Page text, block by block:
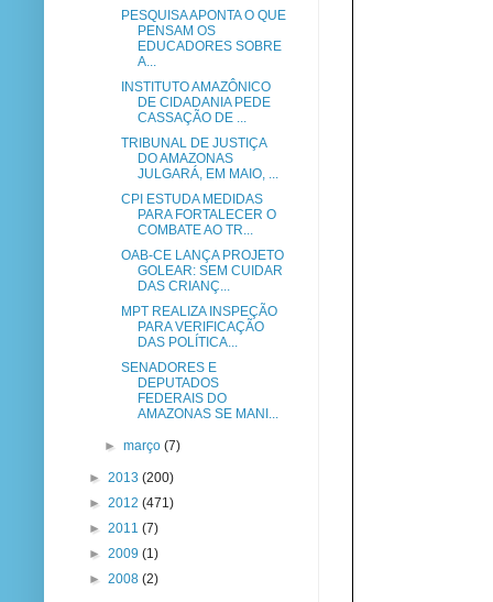
PESQUISA APONTA O QUE
PENSAM OS
EDUCADORES SOBRE
A...
INSTITUTO AMAZÔNICO
DE CIDADANIA PEDE
CASSAÇÃO DE ...
TRIBUNAL DE JUSTIÇA
DO AMAZONAS
JULGARÁ, EM MAIO, ...
CPI ESTUDA MEDIDAS
PARA FORTALECER O
COMBATE AO TR...
OAB-CE LANÇA PROJETO
GOLEAR: SEM CUIDAR
DAS CRIANÇ...
MPT REALIZA INSPEÇÃO
PARA VERIFICAÇÃO
DAS POLÍTICA...
SENADORES E
DEPUTADOS
FEDERAIS DO
AMAZONAS SE MANI...
►março(7)
► 2013 (200)
► 2012 (471)
► 2011 (7)
► 2009 (1)
► 2008 (2)